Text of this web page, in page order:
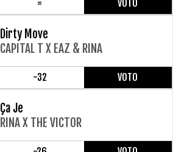
= VOTO
Dirty Move
CAPITAL T X EAZ & RINA
-32 VOTO
Ça Je
RINA X THE VICTOR